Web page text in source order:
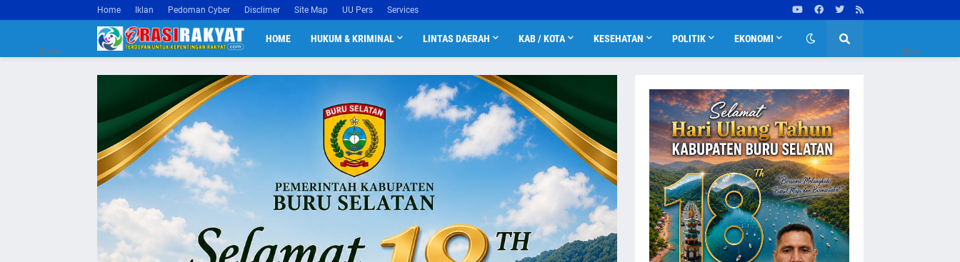
Close Close
Home Iklan Pedoman Cyber Disclimer Site Map UU Pers Services
HOME HUKUM & KRIMINAL LINTAS DAERAH KAB / KOTA KESEHATAN POLITIK EKONOMI